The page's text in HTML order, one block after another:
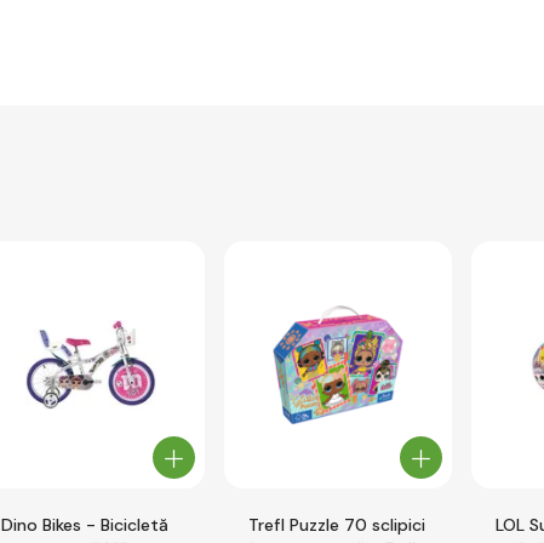
Dino Bikes - Bicicletă
Trefl Puzzle 70 sclipici
LOL